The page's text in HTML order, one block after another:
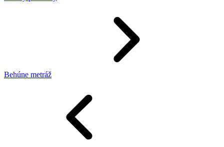
Behúne metráž